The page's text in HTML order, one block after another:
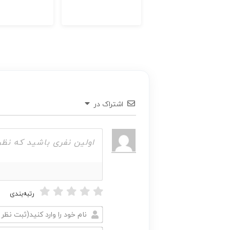
اشتراک در
رتبه‌بندی